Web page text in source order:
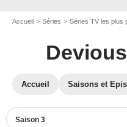
Accueil Séries Séries TV les plus
Accueil Saisons et
Saison 3